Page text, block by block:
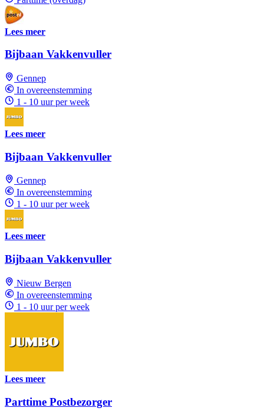
Lees meer
Bijbaan Vakkenvuller
Gennep
In overeenstemming
1 - 10 uur per week
Lees meer
Bijbaan Vakkenvuller
Gennep
In overeenstemming
1 - 10 uur per week
Lees meer
Bijbaan Vakkenvuller
Nieuw Bergen
In overeenstemming
1 - 10 uur per week
Lees meer
Parttime Postbezorger